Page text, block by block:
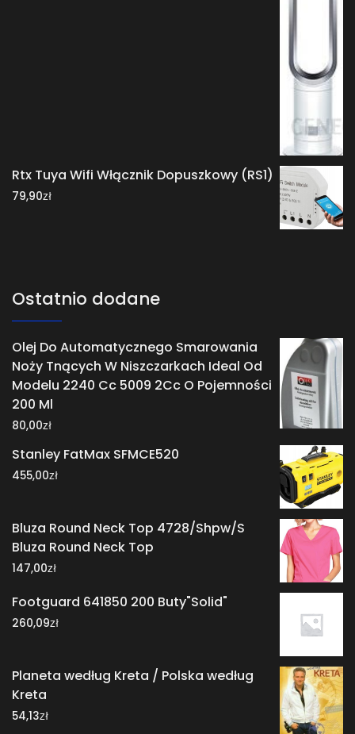
Rtx Tuya Wifi Włącznik Dopuszkowy (RS1)
79,90zł
Ostatnio dodane
Olej Do Automatycznego Smarowania
Noży Tnących W Niszczarkach Ideal Od
Modelu 2240 Cc 5009 2Cc O Pojemności
200 Ml
80,00zł
Stanley FatMax SFMCE520
455,00zł
Bluza Round Neck Top 4728/Shpw/S
Bluza Round Neck Top
147,00zł
Footguard 641850 200 Buty"Solid"
260,09zł
Planeta według Kreta / Polska według
Kreta
54,13zł